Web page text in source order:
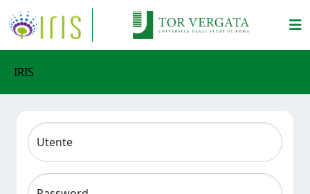
IRIS
Utente